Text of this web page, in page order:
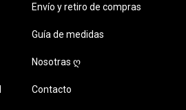
Envío y retiro de compras
Guía de medidas
Nosotras ღ
Contacto